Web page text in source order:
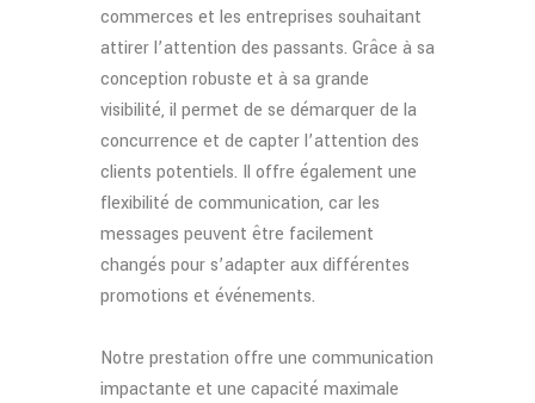
commerces et les entreprises souhaitant
attirer l’attention des passants. Grâce à sa
conception robuste et à sa grande
visibilité, il permet de se démarquer de la
concurrence et de capter l’attention des
clients potentiels. Il offre également une
flexibilité de communication, car les
messages peuvent être facilement
changés pour s’adapter aux différentes
promotions et événements.
Notre prestation offre une communication
impactante et une capacité maximale